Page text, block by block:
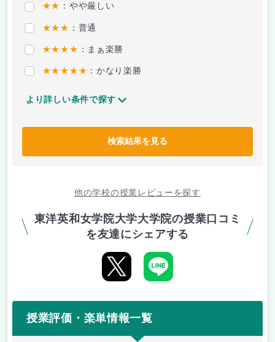
★★ ：やや厳しい
★★★ ：普通
★★★★ ：まぁ楽勝
★★★★★ ：かなり楽勝
より詳しい条件で探す
検索結果を見る
他の学校の授業レビューを探す
東洋英和女学院大学大学院の授業口コミ
を友達にシェアする
授業評価・楽単情報一覧